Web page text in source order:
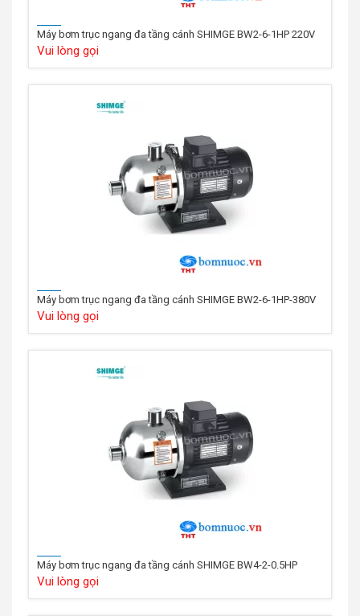
Máy bơm trục ngang đa tầng cánh SHIMGE BW2-6-1HP 220V
Vui lòng gọi
Máy bơm trục ngang đa tầng cánh SHIMGE BW2-6-1HP-380V
Vui lòng gọi
Máy bơm trục ngang đa tầng cánh SHIMGE BW4-2-0.5HP
Vui lòng gọi